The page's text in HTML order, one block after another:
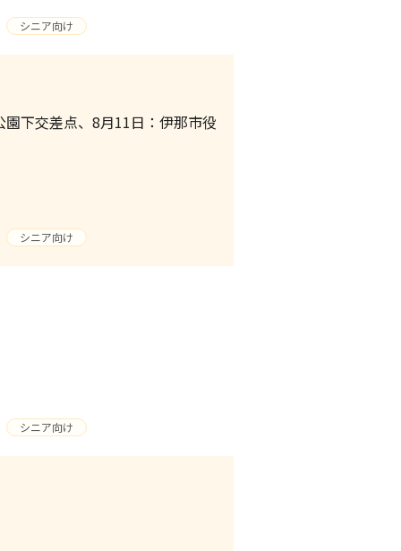
シニア向け
下交差点、8月11日：伊那市役
シニア向け
シニア向け